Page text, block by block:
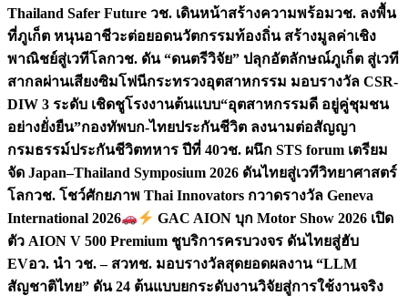
Thailand Safer Future วช. เดินหน้าสร้างความพร้อมวช. ลงพื้น
ที่ภูเก็ต หนุนอาชีวะต่อยอดนวัตกรรมท้องถิ่น สร้างมูลค่าเชิง
พาณิชย์สู่เวทีโลกวช. ดัน “ดนตรีวิจัย” ปลุกอัตลักษณ์ภูเก็ต สู่เวที
สากลผ่านเสียงซิมโฟนีกระทรวงอุตสาหกรรม มอบรางวัล CSR-
DIW 3 ระดับ เชิดชูโรงงานต้นแบบ“อุตสาหกรรมดี อยู่คู่ชุมชน
อย่างยั่งยืน”กองทัพบก-ไทยประกันชีวิต ลงนามต่อสัญญา
กรมธรรม์ประกันชีวิตทหาร ปีที่ 40วช. ผนึก STS forum เตรียม
จัด Japan–Thailand Symposium 2026 ดันไทยสู่เวทีวิทยาศาสตร์
โลกวช. โชว์ศักยภาพ Thai Innovators กวาดรางวัล Geneva
International 2026
GAC AION บุก Motor Show 2026 เปิด
ตัว AION V 500 Premium ชูบริการครบวงจร ดันไทยสู่ฮับ
EVอว. นำ วช. – สวทช. มอบรางวัลสุดยอดผลงาน “LLM
สัญชาติไทย” ดัน 24 ต้นแบบยกระดับงานวิจัยสู่การใช้งานจริง